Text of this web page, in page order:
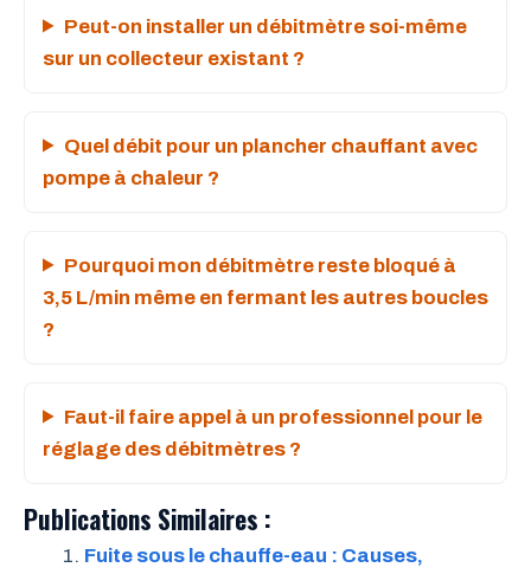
Peut-on installer un débitmètre soi-même
sur un collecteur existant ?
Quel débit pour un plancher chauffant avec
pompe à chaleur ?
Pourquoi mon débitmètre reste bloqué à
3,5 L/min même en fermant les autres boucles
?
Faut-il faire appel à un professionnel pour le
réglage des débitmètres ?
Publications Similaires :
Fuite sous le chauffe-eau : Causes,